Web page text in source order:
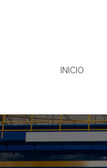
INICIO